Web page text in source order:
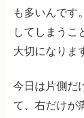
も多いんです。
してしまうこ
大切になりま
今日は片側だ
て、右だけが